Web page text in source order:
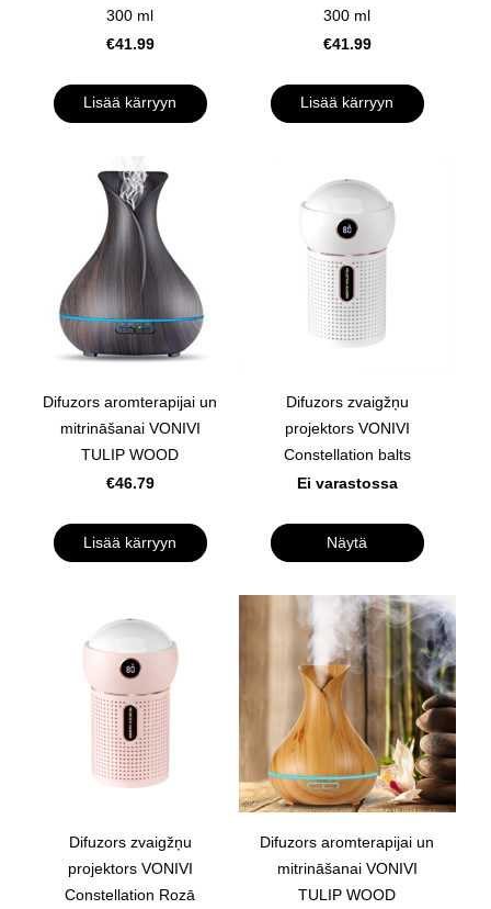
300 ml
€41.99
Lisää kärryyn
300 ml
€41.99
Lisää kärryyn
Difuzors aromterapijai un
mitrināšanai VONIVI
TULIP WOOD
€46.79
Lisää kärryyn
Difuzors zvaigžņu
projektors VONIVI
Constellation balts
Ei varastossa
Näytä
Difuzors zvaigžņu
projektors VONIVI
Constellation Rozā
Difuzors aromterapijai un
mitrināšanai VONIVI
TULIP WOOD